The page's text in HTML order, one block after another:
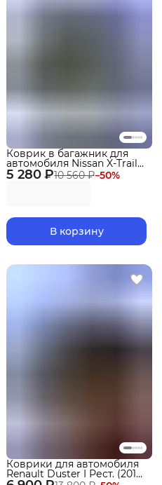
5 280 ₽10 560 ₽−50%
Коврик в багажник для
автомобиля Nissan X-Trail
(T31) (2007-2015) EVA 3D
В корзину
Коврики для автомобиля
Renault Duster I Рест. (2015-